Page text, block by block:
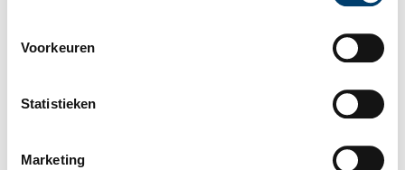
Voorkeuren
Statistieken
Marketing